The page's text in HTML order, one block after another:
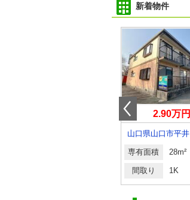
新着物件
2.90万円
山口県山口市平井
専有面積 28m²
間取り 1K